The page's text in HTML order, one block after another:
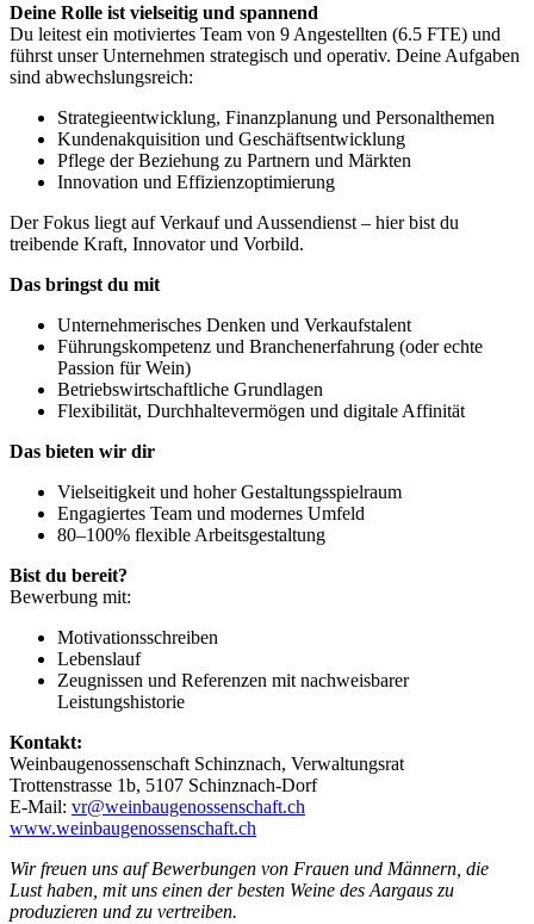
Deine Rolle ist vielseitig und spannend
Du leitest ein motiviertes Team von 9 Angestellten (6.5 FTE) und
führst unser Unternehmen strategisch und operativ. Deine Aufgaben
sind abwechslungsreich:
Strategieentwicklung, Finanzplanung und Personalthemen
Kundenakquisition und Geschäftsentwicklung
Pflege der Beziehung zu Partnern und Märkten
Innovation und Effizienzoptimierung
Der Fokus liegt auf Verkauf und Aussendienst – hier bist du
treibende Kraft, Innovator und Vorbild.
Das bringst du mit
Unternehmerisches Denken und Verkaufstalent
Führungskompetenz und Branchenerfahrung (oder echte
Passion für Wein)
Betriebswirtschaftliche Grundlagen
Flexibilität, Durchhaltevermögen und digitale Affinität
Das bieten wir dir
Vielseitigkeit und hoher Gestaltungsspielraum
Engagiertes Team und modernes Umfeld
80–100% flexible Arbeitsgestaltung
Bist du bereit?
Bewerbung mit:
Motivationsschreiben
Lebenslauf
Zeugnissen und Referenzen mit nachweisbarer
Leistungshistorie
Kontakt:
Weinbaugenossenschaft Schinznach, Verwaltungsrat
Trottenstrasse 1b, 5107 Schinznach-Dorf
E-Mail: vr@weinbaugenossenschaft.ch
www.weinbaugenossenschaft.ch
Wir freuen uns auf Bewerbungen von Frauen und Männern, die
Lust haben, mit uns einen der besten Weine des Aargaus zu
produzieren und zu vertreiben.